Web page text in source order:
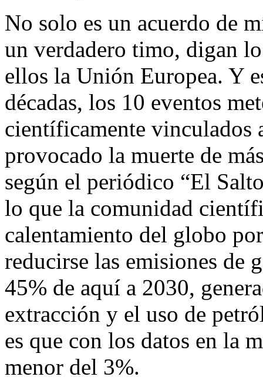
No solo es un acuerdo de
un verdadero timo, digan
ellos la Unión Europea. Y
décadas, los 10 eventos
científicamente vinculados
provocado la muerte de
según el periódico “El
lo que la comunidad
calentamiento del globo
reducirse las emisiones de
45% de aquí a 2030,
extracción y el uso de
es que con los datos en la
menor del 3%.